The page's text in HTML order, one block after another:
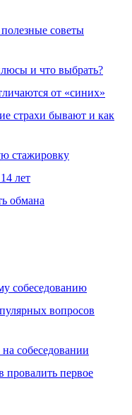
советы
и что выбрать?
от «синих»
страхи бывают и как
стажировку
лет
обмана
собеседованию
вопросов
собеседовании
провалить первое